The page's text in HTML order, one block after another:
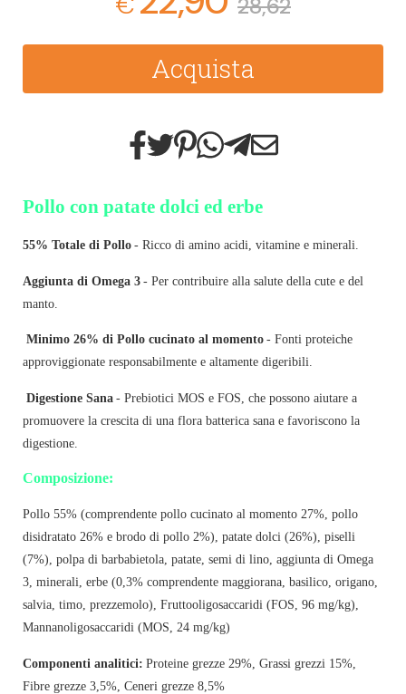
Acquista
Pollo con patate dolci ed erbe
55% Totale di Pollo - Ricco di amino acidi, vitamine e minerali.
Aggiunta di Omega 3 - Per contribuire alla salute della cute e del
manto.
Minimo 26% di Pollo cucinato al momento - Fonti proteiche
approviggionate responsabilmente e altamente digeribili.
Digestione Sana - Prebiotici MOS e FOS, che possono aiutare a
promuovere la crescita di una flora batterica sana e favoriscono la
digestione.
Composizione:
Pollo 55% (comprendente pollo cucinato al momento 27%, pollo
disidratato 26% e brodo di pollo 2%), patate dolci (26%), piselli
(7%), polpa di barbabietola, patate, semi di lino, aggiunta di Omega
3, minerali, erbe (0,3% comprendente maggiorana, basilico, origano,
salvia, timo, prezzemolo), Fruttooligosaccaridi (FOS, 96 mg/kg),
Mannanoligosaccaridi (MOS, 24 mg/kg)
Componenti analitici: Proteine grezze 29%, Grassi grezzi 15%,
Fibre grezze 3,5%, Ceneri grezze 8,5%